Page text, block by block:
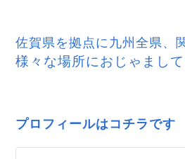
佐賀県を拠点に九州全県、
様々な場所におじゃまし
プロフィールはコチラです